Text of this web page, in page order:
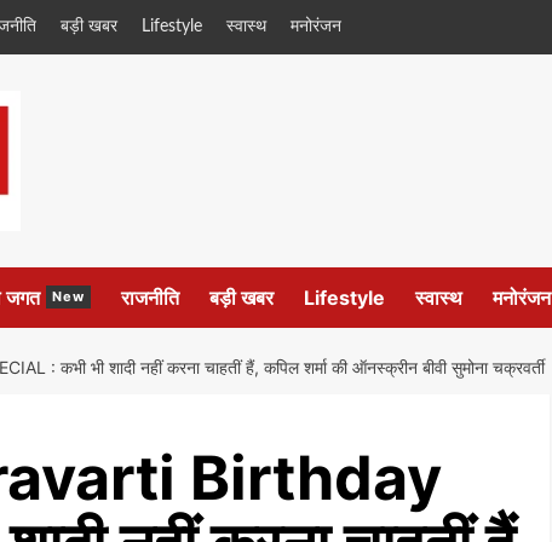
बड़ी खबर Lifestyle स्वास्थ मनोरंजन
New राजनीति बड़ी खबर Lifestyle स्वास्थ मनोरंजन
: कभी भी शादी नहीं करना चाहतीं हैं, कपिल शर्मा की ऑनस्क्रीन बीवी सुमोना चक्रवर्ती
Birthday